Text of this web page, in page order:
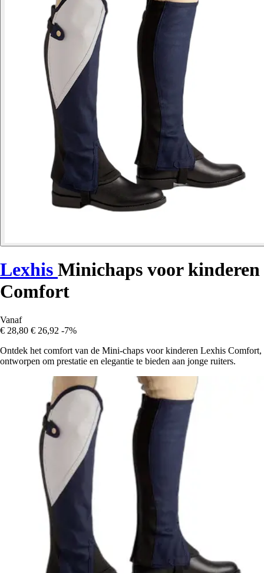
Lexhis Minichaps voor kinderen
Comfort
Vanaf
€ 28,80 € 26,92 -7%
Ontdek het comfort van de Mini-chaps voor kinderen Lexhis Comfort,
ontworpen om prestatie en elegantie te bieden aan jonge ruiters.